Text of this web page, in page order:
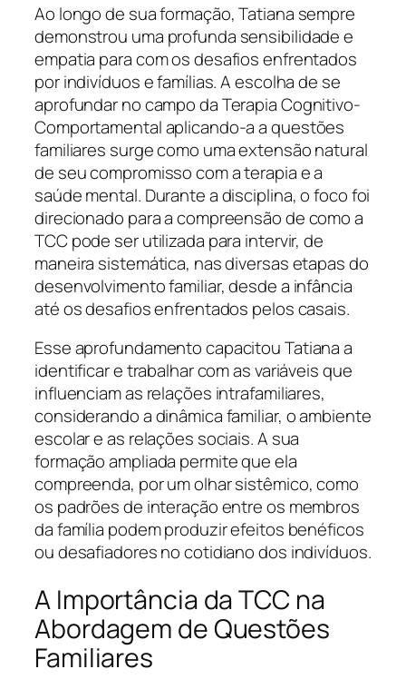
Ao longo de sua formação, Tatiana sempre
demonstrou uma profunda sensibilidade e
empatia para com os desafios enfrentados
por indivíduos e famílias. A escolha de se
aprofundar no campo da Terapia Cognitivo-
Comportamental aplicando-a a questões
familiares surge como uma extensão natural
de seu compromisso com a terapia e a
saúde mental. Durante a disciplina, o foco foi
direcionado para a compreensão de como a
TCC pode ser utilizada para intervir, de
maneira sistemática, nas diversas etapas do
desenvolvimento familiar, desde a infância
até os desafios enfrentados pelos casais.
Esse aprofundamento capacitou Tatiana a
identificar e trabalhar com as variáveis que
influenciam as relações intrafamiliares,
considerando a dinâmica familiar, o ambiente
escolar e as relações sociais. A sua
formação ampliada permite que ela
compreenda, por um olhar sistêmico, como
os padrões de interação entre os membros
da família podem produzir efeitos benéficos
ou desafiadores no cotidiano dos indivíduos.
A Importância da TCC na
Abordagem de Questões
Familiares